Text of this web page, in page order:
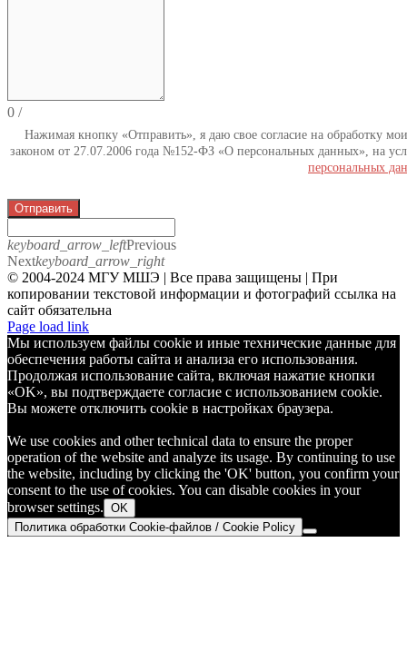
0 /
Нажимая кнопку «Отправить», я даю свое согласие на обработку
законом от 27.07.2006 года №152-ФЗ «О персональных данных», на
персональных
Отправить
keyboard_arrow_leftPrevious
Nextkeyboard_arrow_right
© 2004-2024 МГУ МШЭ | Все права защищены | При
копировании текстовой информации и фотографий ссылка на
сайт обязательна
Telegram
Page load link
Мы используем файлы cookie и иные технические данные для
обеспечения работы сайта и анализа его использования.
Продолжая использование сайта, включая нажатие кнопки
«OK», вы подтверждаете согласие с использованием cookie.
Вы можете отключить cookie в настройках браузера.
We use cookies and other technical data to ensure the proper
operation of the website and analyze its usage. By continuing to use
the website, including by clicking the 'OK' button, you confirm your
consent to the use of cookies. You can disable cookies in your
browser settings. OK
Политика обработки Cookie-файлов / Cookie Policy